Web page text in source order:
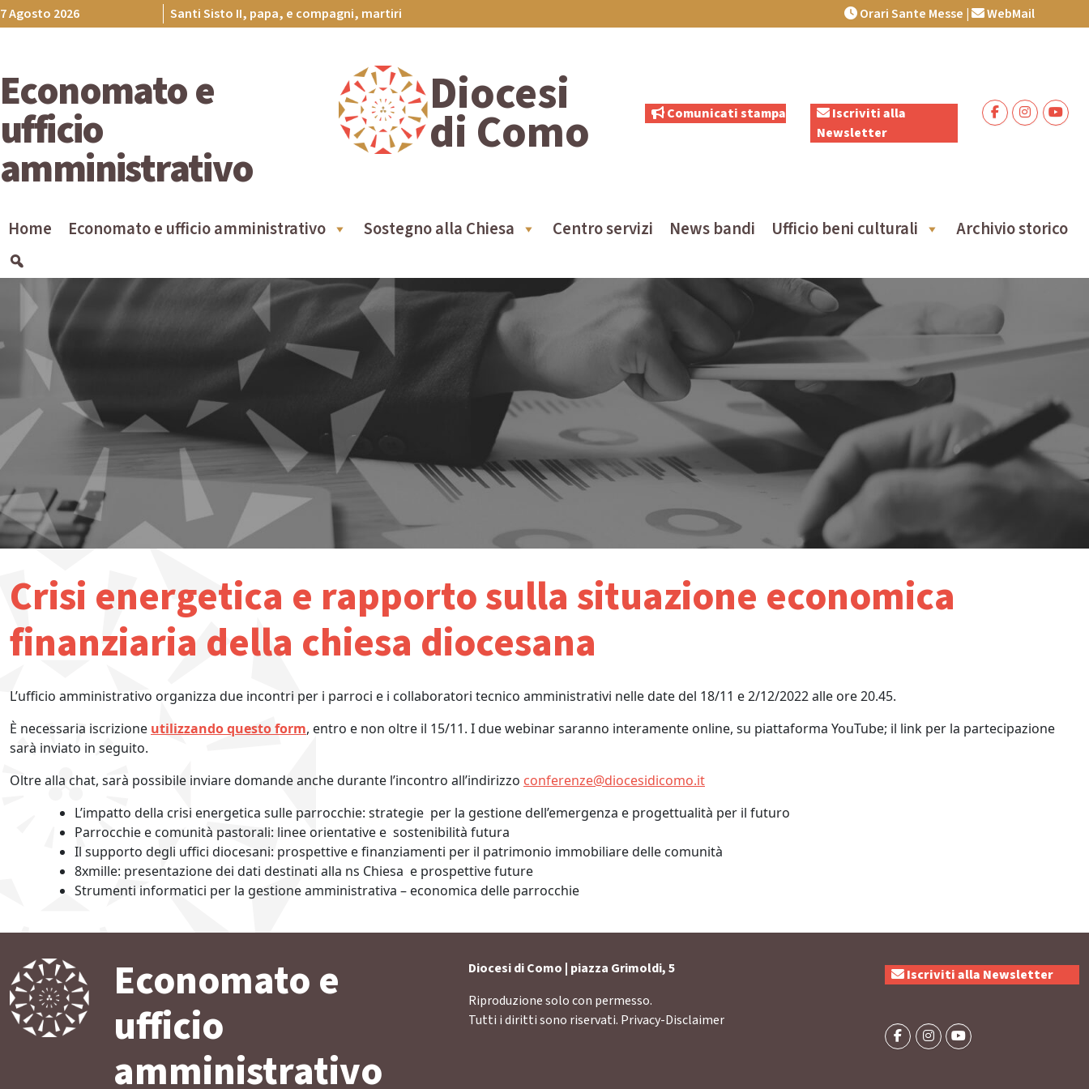
Skip
to
7 Agosto 2026 Santi Sisto II, papa, e compagni, martiri Orari Sante Messe | WebMail
Economato e
ufficio
amministrativo
Diocesi
di Como Comunicati stampa
Iscriviti alla
Newsletter
Home Economato e ufficio amministrativo Sostegno alla Chiesa Centro servizi News bandi Ufficio beni culturali Archivio storico
Crisi energetica e rapporto sulla situazione economica
finanziaria della chiesa diocesana
L’ufficio amministrativo organizza due incontri per i parroci e i collaboratori tecnico amministrativi nelle date del 18/11 e 2/12/2022 alle ore 20.45.
È necessaria iscrizione utilizzando questo form, entro e non oltre il 15/11. I due webinar saranno interamente online, su piattaforma YouTube; il link per la partecipazione
sarà inviato in seguito.
Oltre alla chat, sarà possibile inviare domande anche durante l’incontro all’indirizzo conferenze@diocesidicomo.it
L’impatto della crisi energetica sulle parrocchie: strategie per la gestione dell’emergenza e progettualità per il futuro
Parrocchie e comunità pastorali: linee orientative e sostenibilità futura
Il supporto degli uffici diocesani: prospettive e finanziamenti per il patrimonio immobiliare delle comunità
8xmille: presentazione dei dati destinati alla ns Chiesa e prospettive future
Strumenti informatici per la gestione amministrativa – economica delle parrocchie
Economato e
ufficio
amministrativo
Diocesi di Como | piazza Grimoldi, 5
Riproduzione solo con permesso.
Tutti i diritti sono riservati. Privacy-Disclaimer
Iscriviti alla Newsletter